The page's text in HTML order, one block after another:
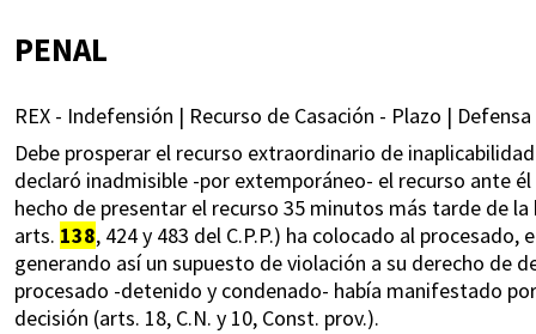
PENAL
REX - Indefensión | Recurso de Casación - Plazo |
Debe prosperar el recurso extraordinario de
declaró inadmisible -por extemporáneo- el recurso ante
hecho de presentar el recurso 35 minutos más tarde de
arts. 138, 424 y 483 del C.P.P.) ha colocado al
generando así un supuesto de violación a su derecho de
procesado -detenido y condenado- había manifestado
decisión (arts. 18, C.N. y 10, Const. prov.).